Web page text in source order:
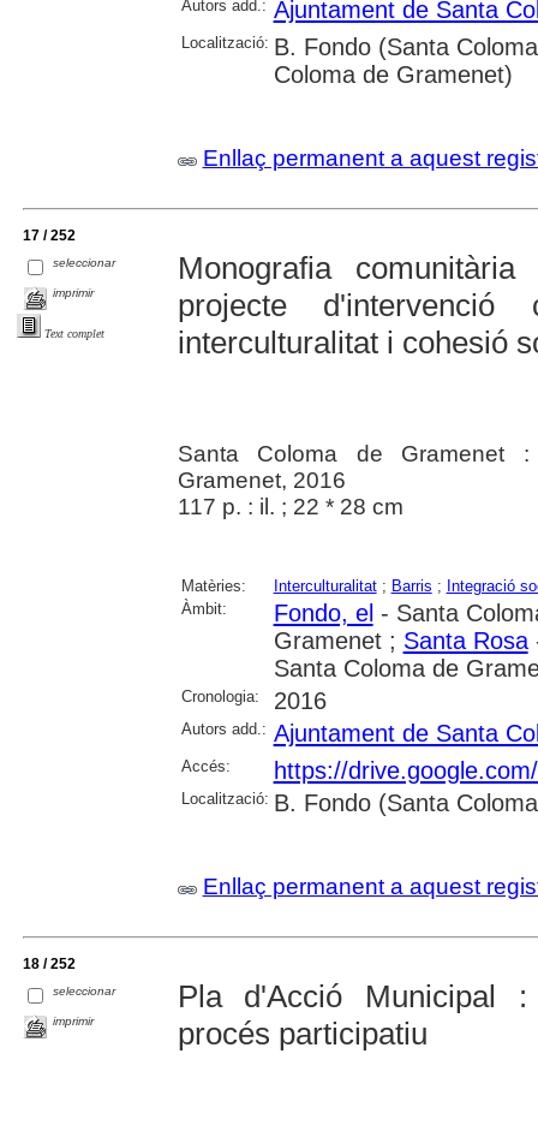
Autors add.: Ajuntament de Santa
Localització: B. Fondo (Santa
Coloma de Gramenet)
Enllaç permanent a aquest
17 / 252
seleccionar
imprimir
Text complet
Monografia
projecte d'intervenció
interculturalitat i cohesió
Santa Coloma de Gramenet
Gramenet, 2016
117 p. : il. ; 22 * 28 cm
Matèries: Interculturalitat; Barris ; Integració
Àmbit:
Fondo, el - Santa
Gramenet ; Santa Rosa
Santa Coloma de
Cronologia: 2016
Autors add.: Ajuntament de Santa
Accés: https://
Localització: B. Fondo (Santa
Enllaç permanent a aquest
18 / 252
seleccionar
imprimir
Pla d'Acció Municipal
procés participatiu